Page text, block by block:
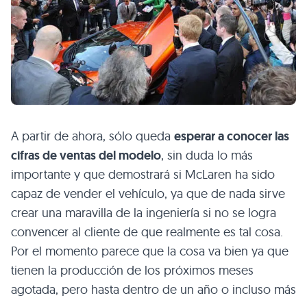
A partir de ahora, sólo queda esperar a conocer las
cifras de ventas del modelo, sin duda lo más
importante y que demostrará si McLaren ha sido
capaz de vender el vehículo, ya que de nada sirve
crear una maravilla de la ingeniería si no se logra
convencer al cliente de que realmente es tal cosa.
Por el momento parece que la cosa va bien ya que
tienen la producción de los próximos meses
agotada, pero hasta dentro de un año o incluso más